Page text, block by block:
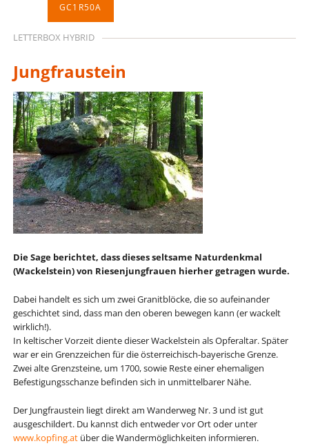
GC1R50A
LETTERBOX HYBRID
Jungfraustein
Die Sage berichtet, dass dieses seltsame Naturdenkmal
(Wackelstein) von Riesenjungfrauen hierher getragen wurde.
Dabei handelt es sich um zwei Granitblöcke, die so aufeinander
geschichtet sind, dass man den oberen bewegen kann (er wackelt
wirklich!).
In keltischer Vorzeit diente dieser Wackelstein als Opferaltar. Später
war er ein Grenzzeichen für die österreichisch-bayerische Grenze.
Zwei alte Grenzsteine, um 1700, sowie Reste einer ehemaligen
Befestigungsschanze befinden sich in unmittelbarer Nähe.
Der Jungfraustein liegt direkt am Wanderweg Nr. 3 und ist gut
ausgeschildert. Du kannst dich entweder vor Ort oder unter
www.kopfing.atüber die Wandermöglichkeiten informieren.